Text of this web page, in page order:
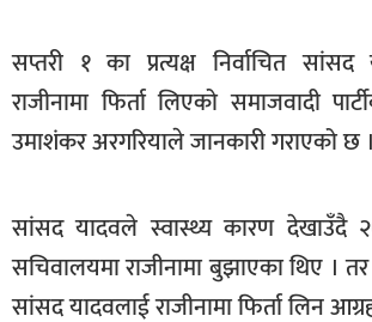
अन्तराष्ट्रिय
अन्तरबार्ता
खेलकुद
मनोरञ्जन
सप्तरी १ का प्रत्यक्ष निर्वाचित
राजीनामा फिर्ता लिएको समाजवादी
उमाशंकर अरगरियाले जानकारी गराएको छ ।
सांसद यादवले स्वास्थ्य कारण देखाउँदै
सचिवालयमा राजीनामा बुझाएका थिए । तर
सांसद यादवलाई राजीनामा फिर्ता लिन